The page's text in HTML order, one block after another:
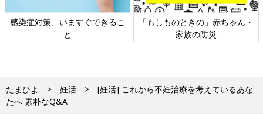
不妊治療は特別なことではない
った」と喜んでいます。
「不妊治療とはこういうものだ」という決まった形はないといえ
感染症対策、いますぐできるこ
と
「もしものときの」赤ちゃん・
家族の防災
たまひよ 妊活
[妊活] これから不妊治療を考えているあな
たへ 素朴なQ&A